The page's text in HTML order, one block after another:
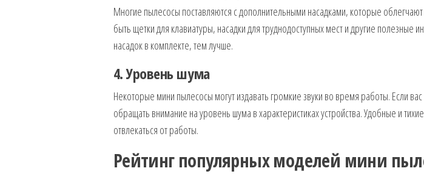
Многие пылесосы поставляются с дополнительными насадками, которые
быть щетки для клавиатуры, насадки для труднодоступных мест и другие полезные
насадок в комплекте, тем лучше.
4. Уровень шума
Некоторые мини пылесосы могут издавать громкие звуки во время работы. Если вас
обращать внимание на уровень шума в характеристиках устройства. Удобные и
отвлекаться от работы.
Рейтинг популярных моделей мини